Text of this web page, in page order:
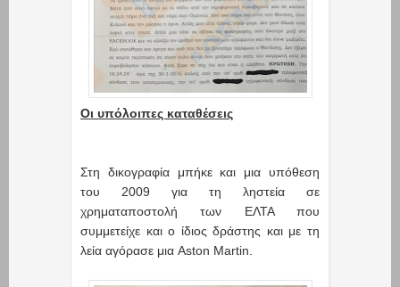
Οι υπόλοιπες καταθέσεις
Στη δικογραφία μπήκε και μια υπόθεση
του 2009 για τη ληστεία σε
χρηματαποστολή των ΕΛΤΑ που
συμμετείχε και ο ίδιος δράστης και με τη
λεία αγόρασε μια Aston Martin.